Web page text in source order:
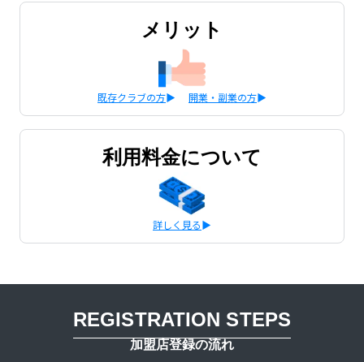
メリット
既存クラブの方 開業・副業の方
利用料金について
詳しく見る
REGISTRATION STEPS
加盟店登録の流れ